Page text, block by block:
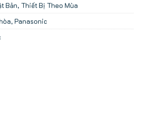
Bản, Thiết Bị Theo Mùa
, Panasonic